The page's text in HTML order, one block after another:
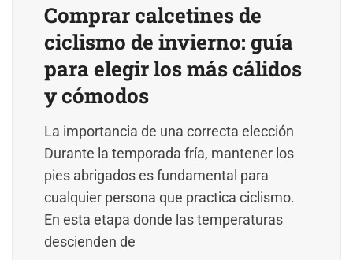
Comprar calcetines de
ciclismo de invierno: guía
para elegir los más cálidos
y cómodos
La importancia de una correcta elección
Durante la temporada fría, mantener los
pies abrigados es fundamental para
cualquier persona que practica ciclismo.
En esta etapa donde las temperaturas
descienden de